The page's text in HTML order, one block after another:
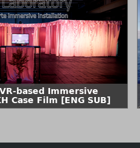
based Immersive
Case Film [ENG SUB]